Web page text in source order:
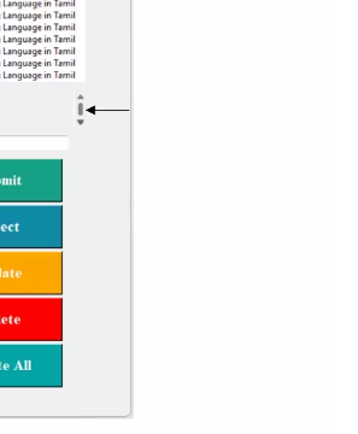
lstbind)
padx=20, pady=10, bg="#16a085",
font=("times", 15,
command=submit)
padx=20, pady=10,
command=select)